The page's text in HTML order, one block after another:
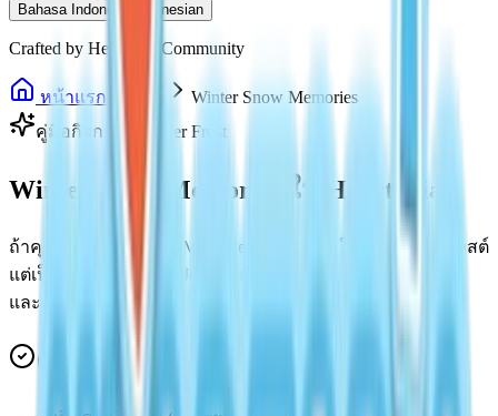
Bahasa Indonesia Indonesian
Crafted by Heartopia Community
หน้าแรก
Winter Snow Memories
คู่มือกิจกรรม Winter Frost
Winter Snow Memories ใน Heartopia
ถ้าคุณติด Winter Snow Memories ปัญหาส่วนใหญ่ไม่ใช่ตัวเควสต์
แต่เป็นการใช้งานหน้า Journal หน้านี้สรุปขั้นตอนแบบชัดเจน
และวิธีเช็กปัญหา
คำตอบแบบเร็ว